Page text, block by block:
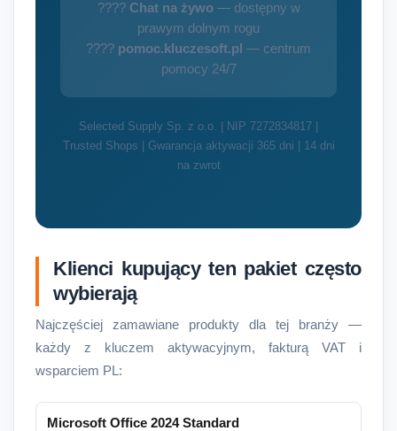
???? Chat na żywo— dostępny w
prawym dolnym rogu
???? pomoc.kluczesoft.pl — centrum
pomocy 24/7
Selected Supply Sp. z o.o. | NIP 7272834817 |
Trusted Shops | Gwarancja aktywacji 365 dni | 14 dni
na zwrot
Klienci kupujący ten pakiet często
wybierają
Najczęściej zamawiane produkty dla tej branży —
każdy z kluczem aktywacyjnym, fakturą VAT i
wsparciem PL:
Microsoft Office 2024 Standard